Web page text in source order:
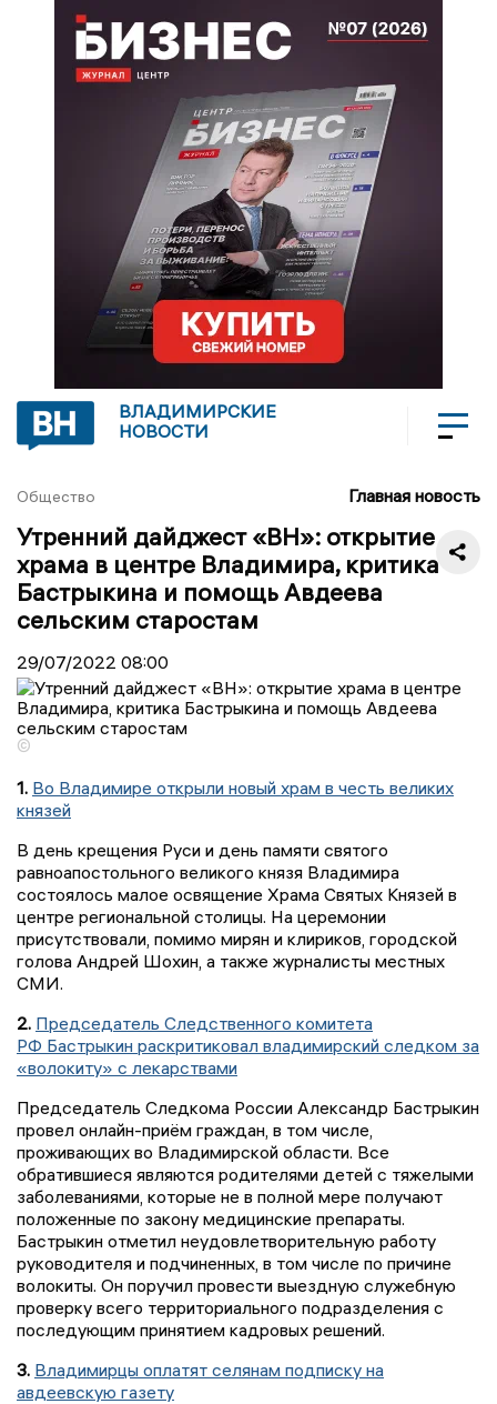
ВЛАДИМИРСКИЕ
НОВОСТИ
Общество Главная новость
Утренний дайджест «ВН»: открытие
храма в центре Владимира, критика
Бастрыкина и помощь Авдеева
сельским старостам
29/07/2022 08:00
©
1. Во Владимире открыли новый храм в честь великих
князей
В день крещения Руси и день памяти святого
равноапостольного великого князя Владимира
состоялось малое освящение Храма Святых Князей в
центре региональной столицы. На церемонии
присутствовали, помимо мирян и клириков, городской
голова Андрей Шохин, а также журналисты местных
СМИ.
2. Председатель Следственного комитета
РФ Бастрыкин раскритиковал владимирский следком за
«волокиту» с лекарствами
Председатель Следкома России Александр Бастрыкин
провел онлайн-приём граждан, в том числе,
проживающих во Владимирской области. Все
обратившиеся являются родителями детей с тяжелыми
заболеваниями, которые не в полной мере получают
положенные по закону медицинские препараты.
Бастрыкин отметил неудовлетворительную работу
руководителя и подчиненных, в том числе по причине
волокиты. Он поручил провести выездную служебную
проверку всего территориального подразделения с
последующим принятием кадровых решений.
3. Владимирцы оплатят селянам подписку на
авдеевскую газету